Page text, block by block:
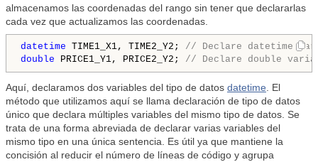
almacenamos las coordenadas del rango sin tener que declararlas
cada vez que actualizamos las coordenadas.
datetime TIME1_X1, TIME2_Y2; // Declare datetime
double PRICE1_Y1, PRICE2_Y2; // Declare double
Aquí, declaramos dos variables del tipo de datos datetime. El
método que utilizamos aquí se llama declaración de tipo de datos
único que declara múltiples variables del mismo tipo de datos. Se
trata de una forma abreviada de declarar varias variables del
mismo tipo en una única sentencia. Es útil ya que mantiene la
concisión al reducir el número de líneas de código y agrupa